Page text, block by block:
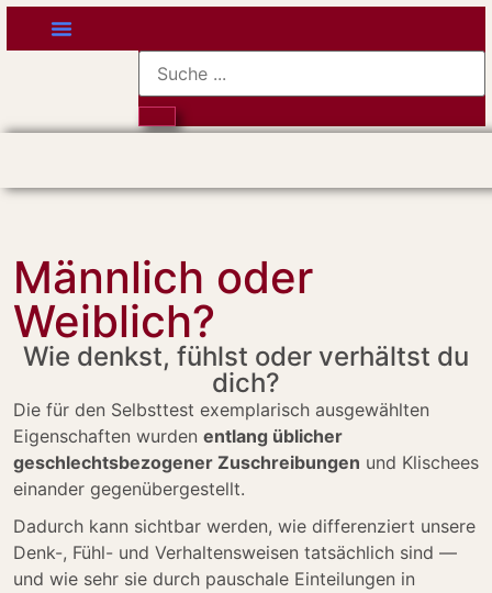
Männlich oder
Weiblich?
Wie denkst, fühlst oder verhältst du
dich?
Die für den Selbsttest exemplarisch ausgewählten
Eigenschaften wurden entlang üblicher
geschlechtsbezogener Zuschreibungen und Klischees
einander gegenübergestellt.
Dadurch kann sichtbar werden, wie differenziert unsere
Denk-, Fühl- und Verhaltensweisen tatsächlich sind —
und wie sehr sie durch pauschale Einteilungen in